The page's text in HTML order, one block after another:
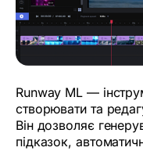
Runway ML —
створювати та
Він дозволяє
підказок,